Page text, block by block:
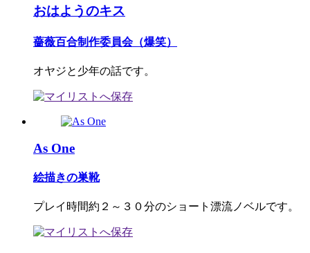
おはようのキス
薔薇百合制作委員会（爆笑）
オヤジと少年の話です。
As One
絵描きの巣靴
プレイ時間約２～３０分のショート漂流ノベルです。